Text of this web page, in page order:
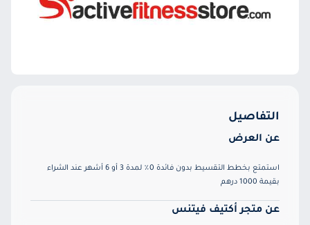
التفاصيل
عن العرض
استمتع بخطط التقسيط بدون فائدة 0٪ لمدة 3 أو 6 أشهر عند الشراء
بقيمة 1000 درهم
عن متجر أكتيف فيتنس